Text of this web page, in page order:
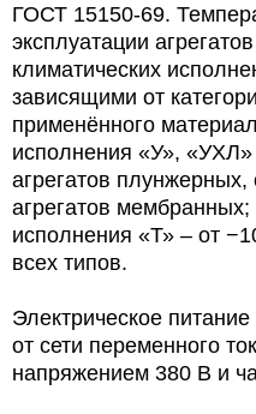
ГОСТ 15150-69.
эксплуатации
климатических
зависящими от
применённого
исполнения «У»,
агрегатов
агрегатов мембранных;
исполнения «Т» – от
всех типов.
Электрическое
от сети переменного
напряжением 380 В и